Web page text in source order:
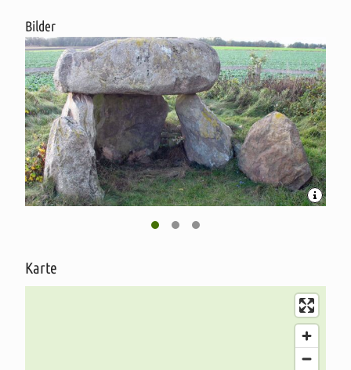
Großsteingrab. Übrigens: Der Ursprung des Namens "Alken",
bezeichnete wohlmöglich die verstorbenen Ahnen und Seelen der
Toten. Zwei Erklärungstafeln geben dem Besucher nähere
Hinweise.
Der Rastplatz am Großsteingrab eignet sich bestens für eine
kleines Picknick. Im Sommer können Sie die kleine, blühende
Heidefläche genießen. Ein schönes Fotomotiv im
Zusammenspiel mit dem Großsteingrab.
Bilder
Karte